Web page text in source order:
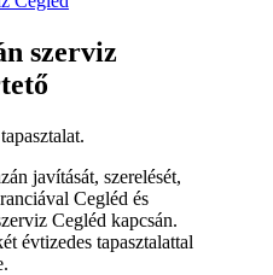
szerviz
javítását, szerelését,
Cegléd és
Cegléd kapcsán.
évtizedes tapasztalattal